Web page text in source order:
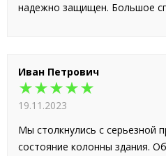
надежно защищен. Большое
Иван Петрович
★★★★★
19.11.2023
Мы столкнулись с серьезной
состояние колонны здания.